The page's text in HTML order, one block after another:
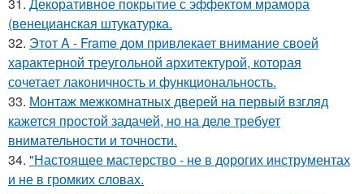
31. Декоративное покрытие с эффектом мрамора
(венецианская штукатурка.
32. Этот A - Frame дом привлекает внимание своей
характерной треугольной архитектурой, которая
сочетает лаконичность и функциональность.
33. Монтаж межкомнатных дверей на первый взгляд
кажется простой задачей, но на деле требует
внимательности и точности.
34. "Настоящее мастерство - не в дорогих инструментах
и не в громких словах.